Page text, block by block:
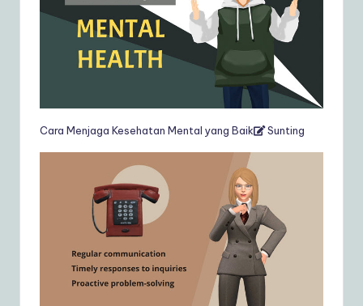
Cara Menjaga Kesehatan Mental yang Baik Sunting